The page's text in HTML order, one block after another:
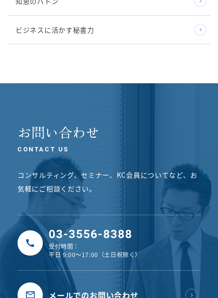
ビジネスに活かす秘書力
お問い合わせ
CONTACT US
コンサルティング、セミナー、KC会員についてなど、 お
気軽にご相談ください。
03-3556-8388
受付時間：
平日 9:00〜17:00（土日祝除く）
メールでのお問い合わせ